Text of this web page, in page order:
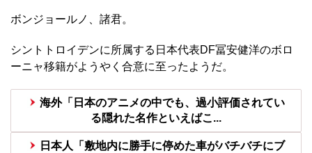
ボンジョールノ、諸君。
シントトロイデンに所属する日本代表DF冨安健洋のボロ
ーニャ移籍がようやく合意に至ったようだ。
海外「日本のアニメの中でも、過小評価されてい
る隠れた名作といえばこ...
日本人「敷地内に勝手に停めた車がバチバチにブ